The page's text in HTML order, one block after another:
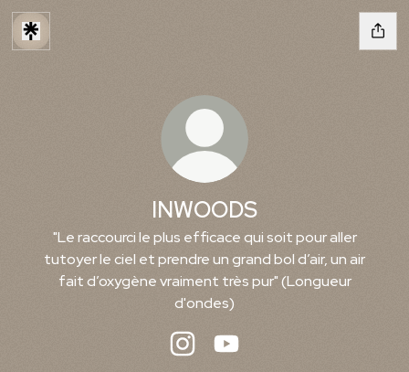
INWOODS
"Le raccourci le plus efficace qui soit pour aller
tutoyer le ciel et prendre un grand bol d’air, un air
fait d’oxygène vraiment très pur" (Longueur
d'ondes)